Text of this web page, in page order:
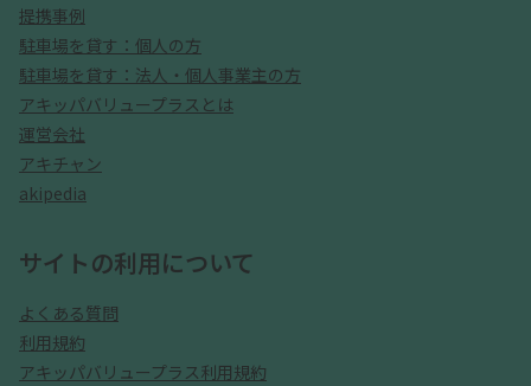
提携事例
駐車場を貸す：個人の方
駐車場を貸す：法人・個人事業主の方
アキッパバリュープラスとは
運営会社
アキチャン
akipedia
サイトの利用について
よくある質問
利用規約
アキッパバリュープラス利用規約